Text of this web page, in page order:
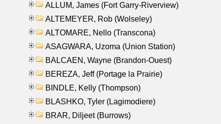
ALLUM, James (Fort Garry-Riverview)
ALTEMEYER, Rob (Wolseley)
ALTOMARE, Nello (Transcona)
ASAGWARA, Uzoma (Union Station)
BALCAEN, Wayne (Brandon-Ouest)
BEREZA, Jeff (Portage la Prairie)
BINDLE, Kelly (Thompson)
BLASHKO, Tyler (Lagimodiere)
BRAR, Diljeet (Burrows)